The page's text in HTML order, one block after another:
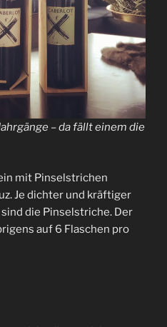
– da fällt einem die
mit Pinselstrichen
Je dichter und kräftiger
die Pinselstriche. Der
auf 6 Flaschen pro